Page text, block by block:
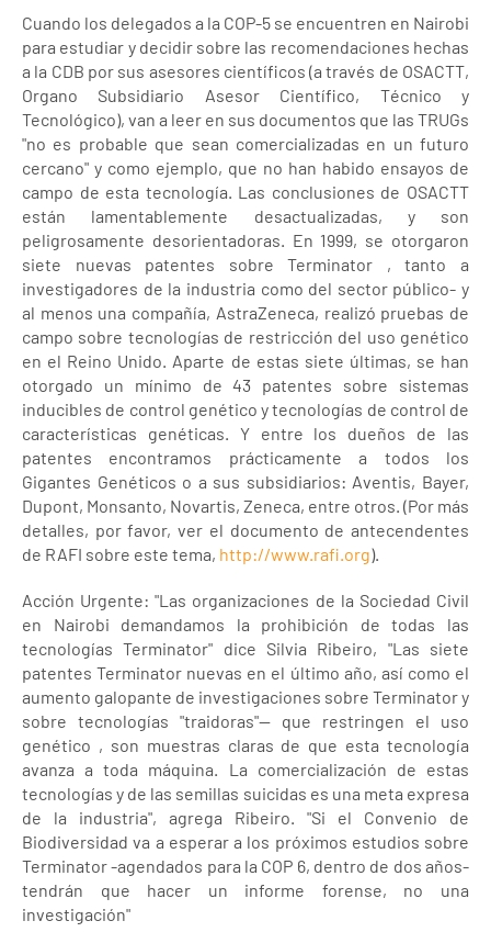
Cuando los delegados a la COP-5 se encuentren en Nairobi
para estudiar y decidir sobre las recomendaciones hechas
a la CDB por sus asesores científicos (a través de OSACTT,
Organo Subsidiario Asesor Científico, Técnico y
Tecnológico), van a leer en sus documentos que las TRUGs
"no es probable que sean comercializadas en un futuro
cercano" y como ejemplo, que no han habido ensayos de
campo de esta tecnología. Las conclusiones de OSACTT
están lamentablemente desactualizadas, y son
peligrosamente desorientadoras. En 1999, se otorgaron
siete nuevas patentes sobre Terminator , tanto a
investigadores de la industria como del sector público- y
al menos una compañía, AstraZeneca, realizó pruebas de
campo sobre tecnologías de restricción del uso genético
en el Reino Unido. Aparte de estas siete últimas, se han
otorgado un mínimo de 43 patentes sobre sistemas
inducibles de control genético y tecnologías de control de
características genéticas. Y entre los dueños de las
patentes encontramos prácticamente a todos los
Gigantes Genéticos o a sus subsidiarios: Aventis, Bayer,
Dupont, Monsanto, Novartis, Zeneca, entre otros. (Por más
detalles, por favor, ver el documento de antecendentes
de RAFI sobre este tema, http://www.rafi.org).
Acción Urgente: "Las organizaciones de la Sociedad Civil
en Nairobi demandamos la prohibición de todas las
tecnologías Terminator" dice Silvia Ribeiro, "Las siete
patentes Terminator nuevas en el último año, así como el
aumento galopante de investigaciones sobre Terminator y
sobre tecnologías "traidoras"-- que restringen el uso
genético , son muestras claras de que esta tecnología
avanza a toda máquina. La comercialización de estas
tecnologías y de las semillas suicidas es una meta expresa
de la industria", agrega Ribeiro. "Si el Convenio de
Biodiversidad va a esperar a los próximos estudios sobre
Terminator -agendados para la COP 6, dentro de dos años-
tendrán que hacer un informe forense, no una
investigación"